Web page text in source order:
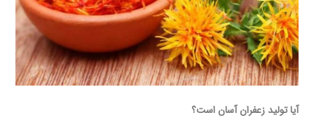
آیا تولید زعفران آسان است؟